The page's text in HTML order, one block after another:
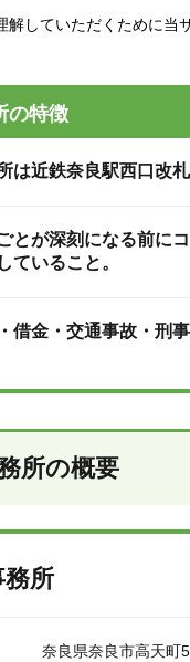
解していただくために
の特徴
は近鉄奈良駅西口改
とが深刻になる前に
ていること。
借金・交通事故・刑
所の概要
所
奈良県奈良市高天町